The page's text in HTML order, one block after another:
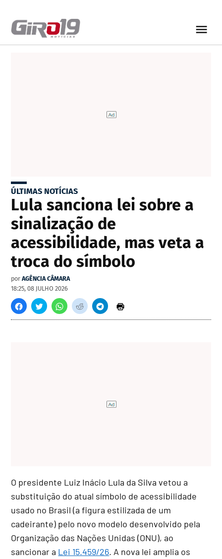
ÚLTIMAS NOTÍCIAS
Lula sanciona lei sobre a
sinalização de
acessibilidade, mas veta a
troca do símbolo
por AGÊNCIA CÂMARA
18:25, 08 JULHO 2026
O presidente Luiz Inácio Lula da Silva vetou a
substituição do atual símbolo de acessibilidade
usado no Brasil (a figura estilizada de um
cadeirante) pelo novo modelo desenvolvido pela
Organização das Nações Unidas (ONU), ao
sancionar a Lei 15.459/26. A nova lei amplia os